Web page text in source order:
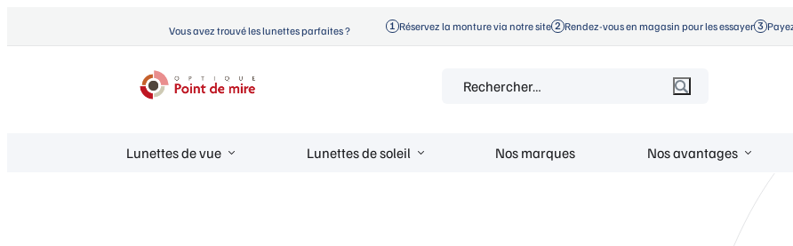
Vous avez trouvé les lunettes parfaites ? Réservez la monture via notre site Rendez-vous en magasin pour les essayer
Lunettes de vue Lunettes de soleil Nos marques Nos avantages